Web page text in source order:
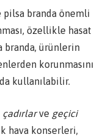
pilsa branda önemli
özellikle hasat
ürünlerin
korunmasını
kullanılabilir.
çadırlarve geçici
hava konserleri,